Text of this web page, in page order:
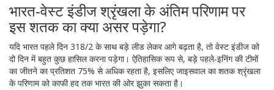
भारत‑वेस्ट इंडीज श्रृंखला के अंतिम परिणाम पर
इस शतक का क्या असर पड़ेगा?
यदि भारत पहले दिन 318/2 के साथ बड़े लीड लेकर आगे बढ़ता है, तो वेस्ट इंडीज को
दो दिन में बहुत कुछ हासिल करना पड़ेगा। ऐतिहासिक रूप से, बड़े पहले‑इनिंग की टीमों
का जीतने का प्रतिशत 75% से अधिक रहता है, इसलिए जाइसवाल का शतक श्रृंखला
के परिणाम को काफी हद तक भारत की ओर झुका सकता है।